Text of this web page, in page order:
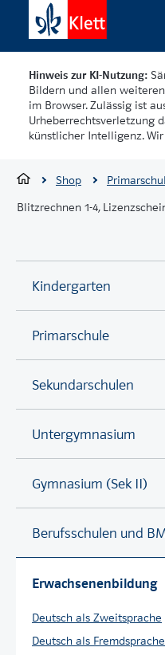
Hinweis zur KI-Nutzung:
Bildern und allen
im Browser. Zulässig ist
Urheberrechtsverletzung
künstlicher Intelligenz.
Shop
Blitzrechnen 1-4,
Kindergarten
Primarschule
Sekundarschulen
Untergymnasium
Gymnasium (Sek II)
Berufsschulen und
Erwachsenenbildung
Deutsch als Zweitsprache
Deutsch als Fremdsprache